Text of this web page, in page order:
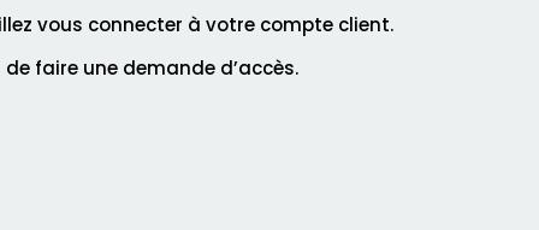
vous connecter à votre compte client.
faire une demande d’accès.